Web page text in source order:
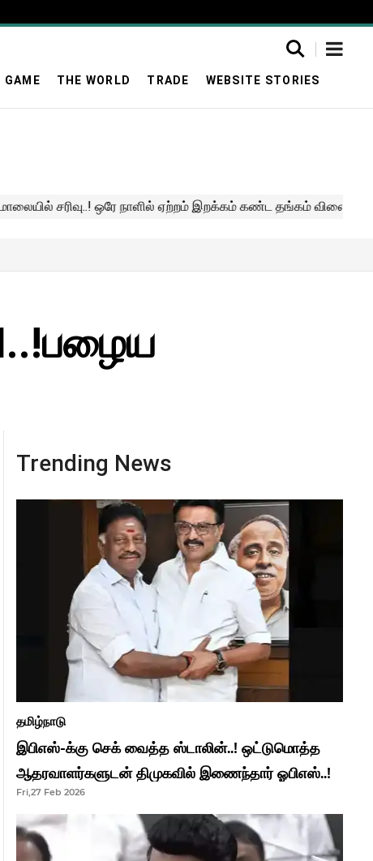
GAME THE WORLD TRADE WEBSITE STORIES
Trending News
தமிழ்நாடு
இபிஎஸ்-க்கு செக் வைத்த ஸ்டாலின்..! ஒட்டுமொத்த
ஆதரவாளர்களுடன் திமுகவில் இணைந்தார் ஓபிஎஸ்..!
Fri,27 Feb 2026